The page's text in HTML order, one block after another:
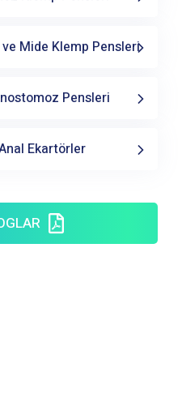
Mide Klemp Pensleri
Pensleri
Ekartörler